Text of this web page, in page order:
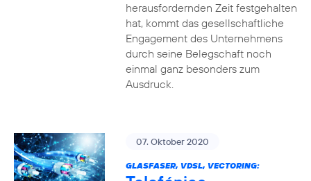
herausfordernden Zeit festgehalten
hat, kommt das gesellschaftliche
Engagement des Unternehmens
durch seine Belegschaft noch
einmal ganz besonders zum
Ausdruck.
07. Oktober 2020
GLASFASER, VDSL, VECTORING: